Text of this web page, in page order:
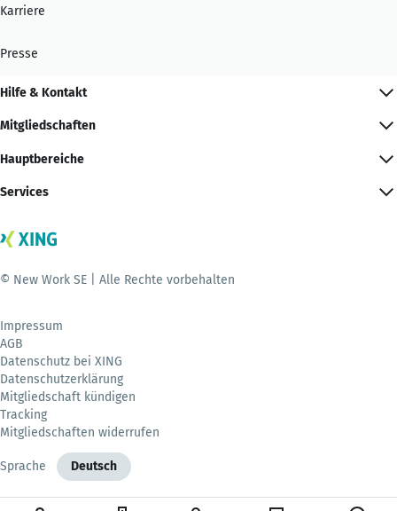
Karriere
Presse
Hilfe & Kontakt
Mitgliedschaften
Hauptbereiche
Services
© New Work SE | Alle Rechte vorbehalten
Impressum
AGB
Datenschutz bei XING
Datenschutzerklärung
Mitgliedschaft kündigen
Tracking
Mitgliedschaften widerrufen
Sprache Deutsch